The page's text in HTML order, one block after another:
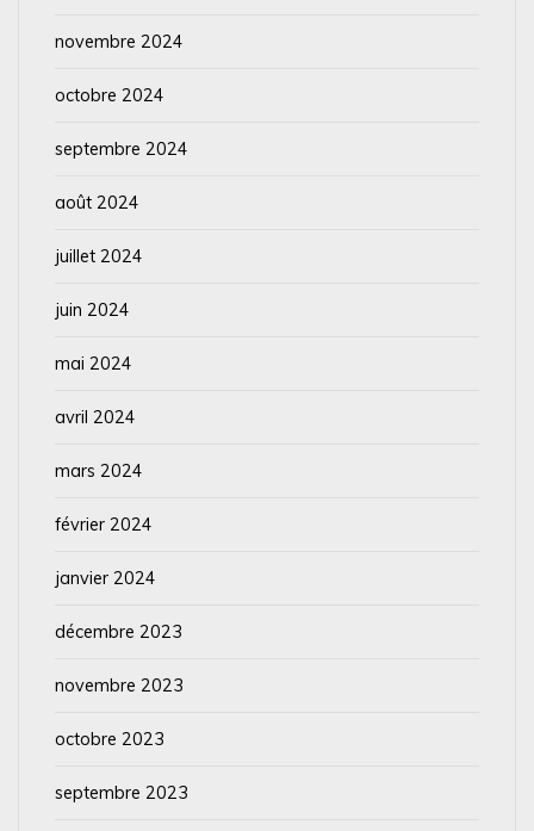
novembre 2024
octobre 2024
septembre 2024
août 2024
juillet 2024
juin 2024
mai 2024
avril 2024
mars 2024
février 2024
janvier 2024
décembre 2023
novembre 2023
octobre 2023
septembre 2023